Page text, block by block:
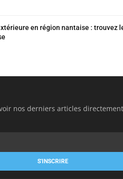
en région nantaise : trouvez
nos derniers articles
S'INSCRIRE